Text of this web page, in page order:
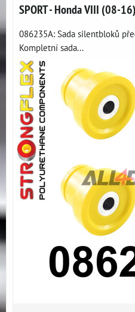
SPORT - Honda VIII (08-16)
086235A: Sada silentbloků
Kompletní sada...